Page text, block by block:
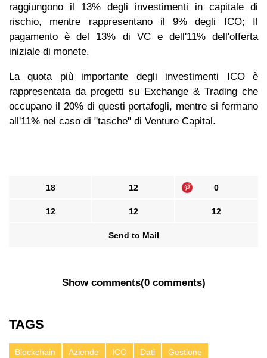
raggiungono il 13% degli investimenti in capitale di
rischio, mentre rappresentano il 9% degli ICO; Il
pagamento è del 13% di VC e dell'11% dell'offerta
iniziale di monete.
La quota più importante degli investimenti ICO è
rappresentata da progetti su Exchange & Trading che
occupano il 20% di questi portafogli, mentre si fermano
all'11% nel caso di "tasche" di Venture Capital.
18 12 0
12 12 12
Send to Mail
Show comments(0 comments)
TAGS
Blockchain Aziende ICO Dati
Gestione